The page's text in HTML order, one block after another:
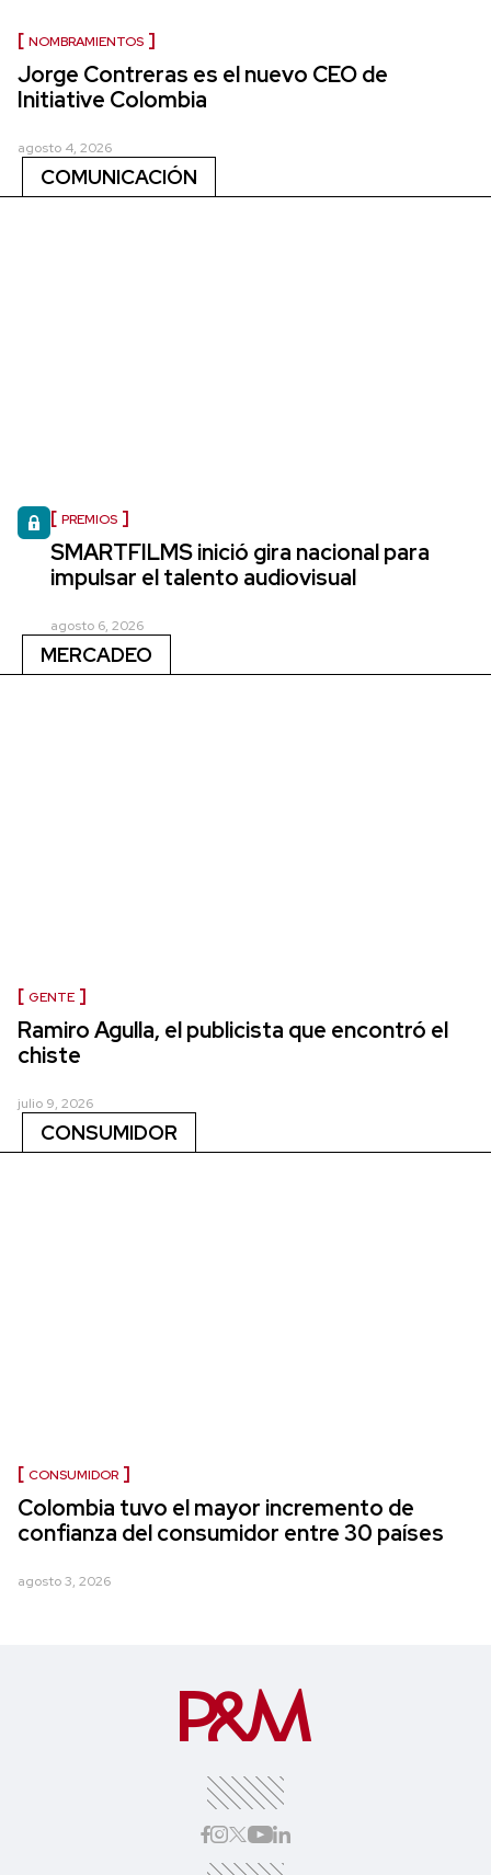
NOMBRAMIENTOS
Jorge Contreras es el nuevo CEO de
Initiative Colombia
agosto 4, 2026
COMUNICACIÓN
PREMIOS
SMARTFILMS inició gira nacional para
impulsar el talento audiovisual
agosto 6, 2026
MERCADEO
GENTE
Ramiro Agulla, el publicista que encontró el
chiste
julio 9, 2026
CONSUMIDOR
CONSUMIDOR
Colombia tuvo el mayor incremento de
confianza del consumidor entre 30 países
agosto 3, 2026